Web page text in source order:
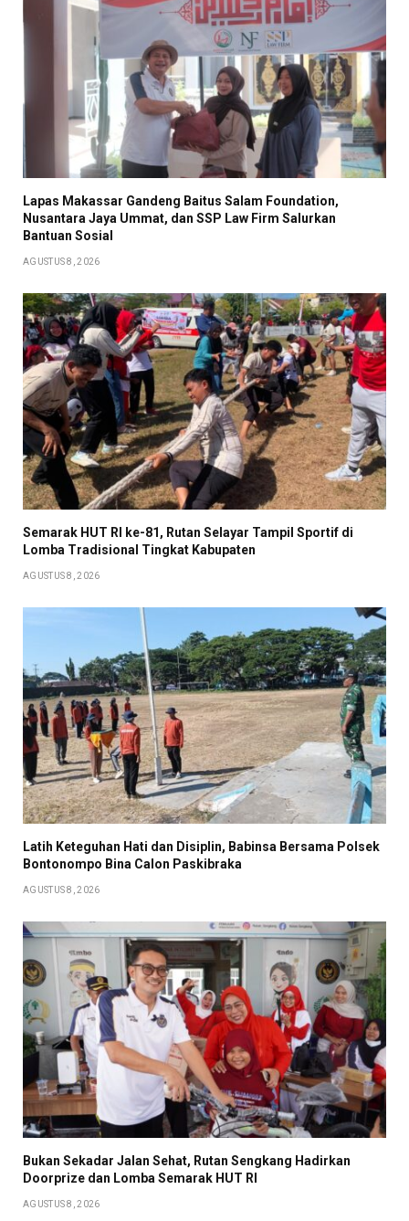
Lapas Makassar Gandeng Baitus Salam Foundation,
Nusantara Jaya Ummat, dan SSP Law Firm Salurkan
Bantuan Sosial
AGUSTUS 8, 2026
Semarak HUT RI ke-81, Rutan Selayar Tampil Sportif di
Lomba Tradisional Tingkat Kabupaten
AGUSTUS 8, 2026
Latih Keteguhan Hati dan Disiplin, Babinsa Bersama Polsek
Bontonompo Bina Calon Paskibraka
AGUSTUS 8, 2026
Bukan Sekadar Jalan Sehat, Rutan Sengkang Hadirkan
Doorprize dan Lomba Semarak HUT RI
AGUSTUS 8, 2026